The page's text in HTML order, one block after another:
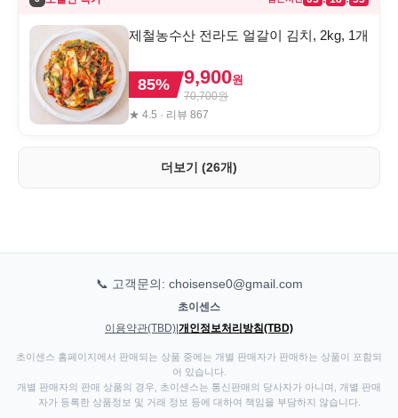
제철농수산 전라도 얼갈이 김치, 2kg, 1개
85% 9,900원
70,700원
★ 4.5 · 리뷰 867
더보기 (26개)
📞 고객문의: choisense0@gmail.com
초이센스
이용약관(TBD) 개인정보처리방침(TBD)
초이센스 홈페이지에서 판매되는 상품 중에는 개별 판매자가 판매하는 상품이 포함되
어 있습니다.
개별 판매자의 판매 상품의 경우, 초이센스는 통신판매의 당사자가 아니며, 개별 판매
자가 등록한 상품정보 및 거래 정보 등에 대하여 책임을 부담하지 않습니다.